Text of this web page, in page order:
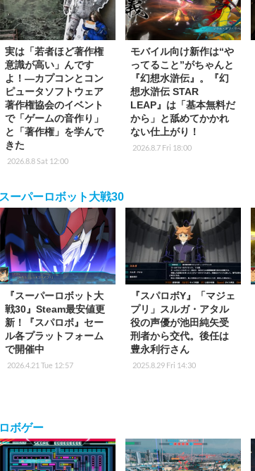
実は「若者ほど著作権
意識が高い」んです
よ！―カプコンとコン
ピュータソフトウェア
著作権協会のイベント
で「ゲームの音作り」
と「著作権」を学んで
きた
2026.8.8 Sat 12:00
モバイル向け新作は“や
ってること”がちゃんと
『幻想水滸伝』。『幻
想水滸伝 STAR
LEAP』は「基本無料だ
から」と舐めてかかれ
ない仕上がり！
2026.8.7 Fri 18:00
スーパーロボット大戦30
『スーパーロボット大
戦30』Steam最安値更
新！『スパロボ』セー
ル各プラットフォーム
で開催中
2026.4.21 Tue 12:57
『スパロボY』「マジェ
プリ」スルガ・アタル
役の声優が池田純矢受
刑者から交代。後任は
豊永利行さん
2025.8.29 Fri 14:30
ロボゲー